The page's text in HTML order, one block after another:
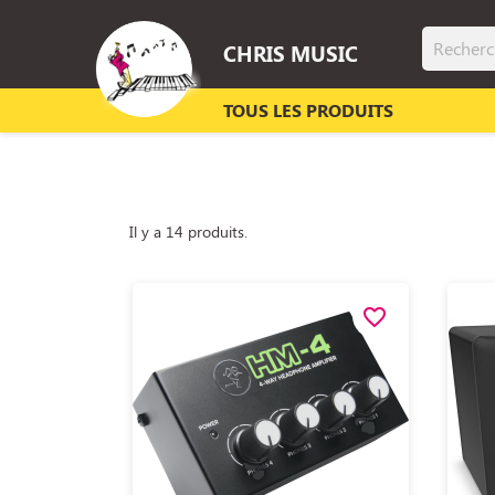
CHRIS MUSIC
TOUS LES PRODUITS
Il y a 14 produits.
favorite_border